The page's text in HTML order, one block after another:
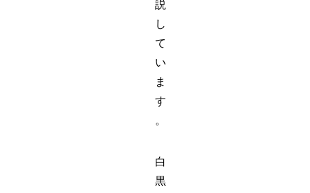
説
し
て
い
ま
す
。
白
黒